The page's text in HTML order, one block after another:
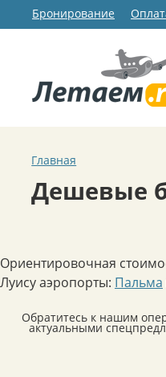
Бронирование
Главная
Дешевые
Ориентировочная
Луису аэропорты: Пальма
Обратитесь к нашим
актуальными